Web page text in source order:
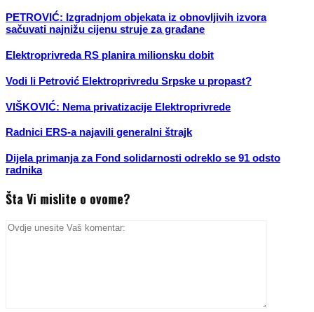
PETROVIĆ: Izgradnjom objekata iz obnovljivih izvora
sačuvati najnižu cijenu struje za građane
Elektroprivreda RS planira milionsku dobit
Vodi li Petrović Elektroprivredu Srpske u propast?
VIŠKOVIĆ: Nema privatizacije Elektroprivrede
Radnici ERS-a najavili generalni štrajk
Dijela primanja za Fond solidarnosti odreklo se 91 odsto
radnika
Šta Vi mislite o ovome?